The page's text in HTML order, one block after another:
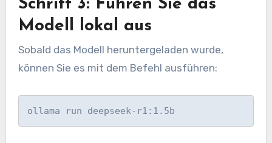
Schritt 3: Führen Sie das
Modell lokal aus
Sobald das Modell heruntergeladen wurde,
können Sie es mit dem Befehl ausführen:
ollama run deepseek-r1:1.5b